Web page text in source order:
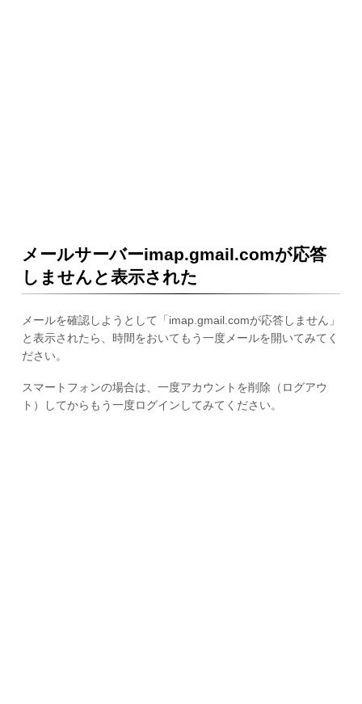
メールサーバーimap.gmail.comが応答
しませんと表示された
メールを確認しようとして「imap.gmail.comが応答しません」
と表示されたら、時間をおいてもう一度メールを開いてみてく
ださい。
スマートフォンの場合は、一度アカウントを削除（ログアウ
ト）してからもう一度ログインしてみてください。